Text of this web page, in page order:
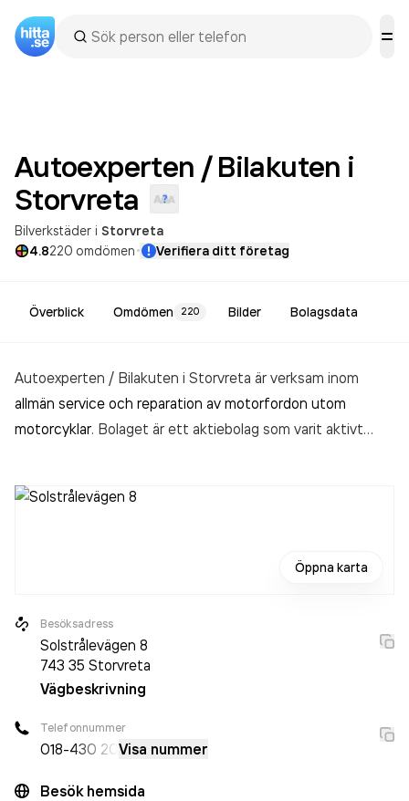
Autoexperten / Bilakuten i
Storvreta
Bilverkstäder i Storvreta
4.8220 omdömen· Verifiera ditt företag
Överblick Omdömen 220 Bilder Bolagsdata
Autoexperten / Bilakuten i Storvreta är verksam inom
allmän service och reparation av motorfordon utom
motorcyklar. Bolaget är ett aktiebolag som varit aktivt
Öppna karta
Besöksadress
Solstrålevägen 8
743 35 Storvreta
Vägbeskrivning
Telefonnummer
018-430 20 Visa nummer
Besök hemsida